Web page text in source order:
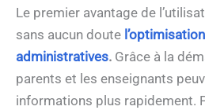
Le premier avantage de
sans aucun doute
administratives. Grâce à la
parents et les enseignants
informations plus rapidement.